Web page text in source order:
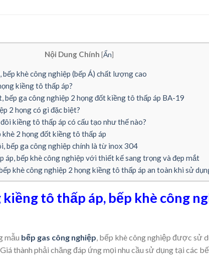
Nội Dung Chính [Ẩn]
khè công nghiệp (bếp Á) chất lượng cao
kiềng tô thấp áp?
bếp ga công nghiệp 2 họng đốt kiềng tô thấp áp BA-19
2 họng có gì đặc biệt?
kiềng tô thấp áp có cấu tạo như thế nào?
2 họng đốt kiềng tô thấp áp
bếp ga công nghiệp chính là từ inox 304
áp, bếp khè công nghiệp với thiết kế sang trọng và đẹp mắt
khè công nghiệp 2 họng kiềng tô thấp áp an toàn khi sử
tô thấp áp, bếp khè công
mẫu bếp gas công nghiệp , bếp khè công nghiệp được sử
thành phải chăng đáp ứng mọi nhu cầu sử dụng tại các